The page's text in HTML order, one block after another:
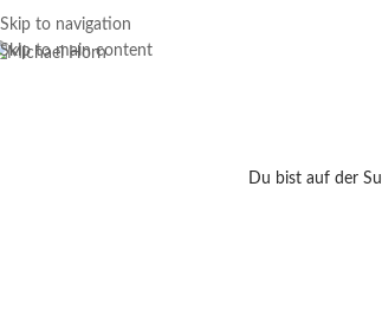
Skip to navigation
Skip to main content
Du bist auf der